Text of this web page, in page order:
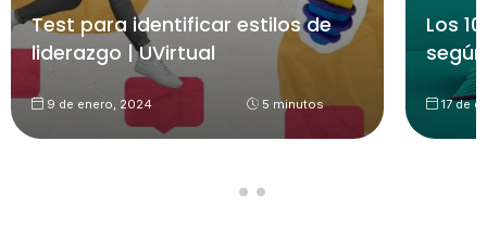
Test para identificar estilos de
liderazgo | UVirtual
9 de enero, 2024 5 minutos
Los
17 de